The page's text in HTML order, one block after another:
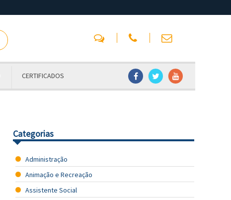
CERTIFICADOS
Categorias
Administração
Animação e Recreação
Assistente Social